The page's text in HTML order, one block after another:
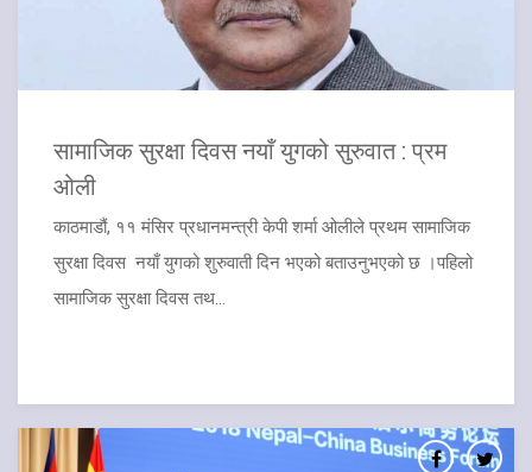
सामाजिक सुरक्षा दिवस नयाँ युगको सुरुवात : प्रम
ओली
काठमाडौं, ११ मंसिर प्रधानमन्त्री केपी शर्मा ओलीले प्रथम सामाजिक
सुरक्षा दिवस नयाँ युगको शुरुवाती दिन भएको बताउनुभएको छ ।पहिलो
सामाजिक सुरक्षा दिवस तथ...